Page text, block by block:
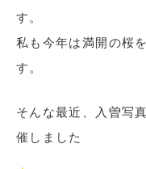
す。
私も今年は満開の桜
す。
そんな最近、入曽写
催しました